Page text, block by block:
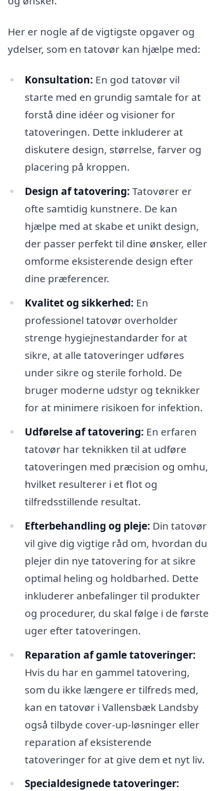
Her er nogle af de vigtigste opgaver og
ydelser, som en tatovør kan hjælpe med:
Konsultation: En god tatovør vil
starte med en grundig samtale for at
forstå dine idéer og visioner for
tatoveringen. Dette inkluderer at
diskutere design, størrelse, farver og
placering på kroppen.
Design af tatovering: Tatovører er
ofte samtidig kunstnere. De kan
hjælpe med at skabe et unikt design,
der passer perfekt til dine ønsker, eller
omforme eksisterende design efter
dine præferencer.
Kvalitet og sikkerhed: En
professionel tatovør overholder
strenge hygiejnestandarder for at
sikre, at alle tatoveringer udføres
under sikre og sterile forhold. De
bruger moderne udstyr og teknikker
for at minimere risikoen for infektion.
Udførelse af tatovering: En erfaren
tatovør har teknikken til at udføre
tatoveringen med præcision og omhu,
hvilket resulterer i et flot og
tilfredsstillende resultat.
Efterbehandling og pleje: Din tatovør
vil give dig vigtige råd om, hvordan du
plejer din nye tatovering for at sikre
optimal heling og holdbarhed. Dette
inkluderer anbefalinger til produkter
og procedurer, du skal følge i de første
uger efter tatoveringen.
Reparation af gamle tatoveringer:
Hvis du har en gammel tatovering,
som du ikke længere er tilfreds med,
kan en tatovør i Vallensbæk Landsby
også tilbyde cover-up-løsninger eller
reparation af eksisterende
tatoveringer for at give dem et nyt liv.
Specialdesignede tatoveringer: